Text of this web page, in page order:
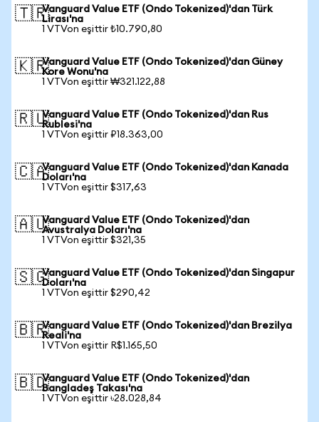
🇹🇷Vanguard Value ETF (Ondo Tokenized)'dan Türk
Lirası'na
1 VTVon eşittir ₺10.790,80
🇰🇷Vanguard Value ETF (Ondo Tokenized)'dan Güney
Kore Wonu'na
1 VTVon eşittir ₩321.122,88
🇷🇺Vanguard Value ETF (Ondo Tokenized)'dan Rus
Rublesi'na
1 VTVon eşittir ₽18.363,00
🇨🇦Vanguard Value ETF (Ondo Tokenized)'dan Kanada
Doları'na
1 VTVon eşittir $317,63
🇦🇺Vanguard Value ETF (Ondo Tokenized)'dan
Avustralya Doları'na
1 VTVon eşittir $321,35
🇸🇬Vanguard Value ETF (Ondo Tokenized)'dan Singapur
Doları'na
1 VTVon eşittir $290,42
🇧🇷Vanguard Value ETF (Ondo Tokenized)'dan Brezilya
Reali'na
1 VTVon eşittir R$1.165,50
🇧🇩Vanguard Value ETF (Ondo Tokenized)'dan
Bangladeş Takası'na
1 VTVon eşittir ৳28.028,84